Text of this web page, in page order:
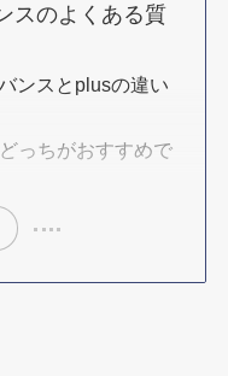
スのよくある質
ンスとplusの違い
っちがおすすめで